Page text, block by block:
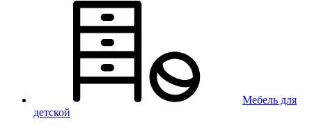
Мебель для
детской